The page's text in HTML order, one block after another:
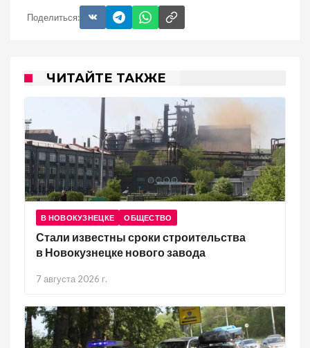
Поделиться:
ЧИТАЙТЕ ТАКЖЕ
В НОВОКУЗНЕЦКЕ ОБЩЕСТВО
Стали известны сроки строительства
в Новокузнецке нового завода
7 августа 2026 г.